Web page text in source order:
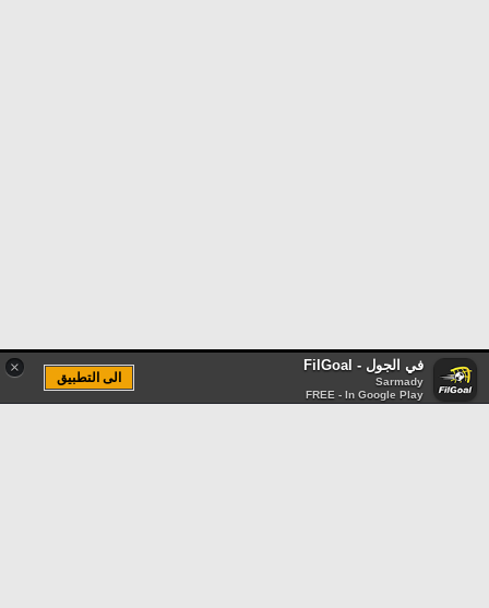
× في الجول - FilGoal
Sarmady
FREE - In Google Play
الى التطبيق